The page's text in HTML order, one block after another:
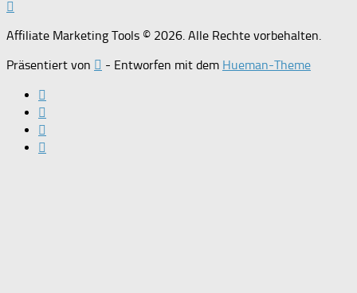
Affiliate Marketing Tools © 2026. Alle Rechte vorbehalten.
Präsentiert von
- Entworfen mit dem Hueman-Theme